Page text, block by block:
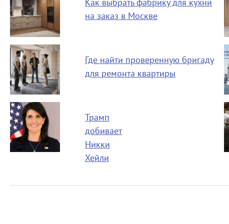
Как выбрать фабрику для кухни
на заказ в Москве
Где найти проверенную бригаду
для ремонта квартиры
Трамп
добивает
Никки
Хейли